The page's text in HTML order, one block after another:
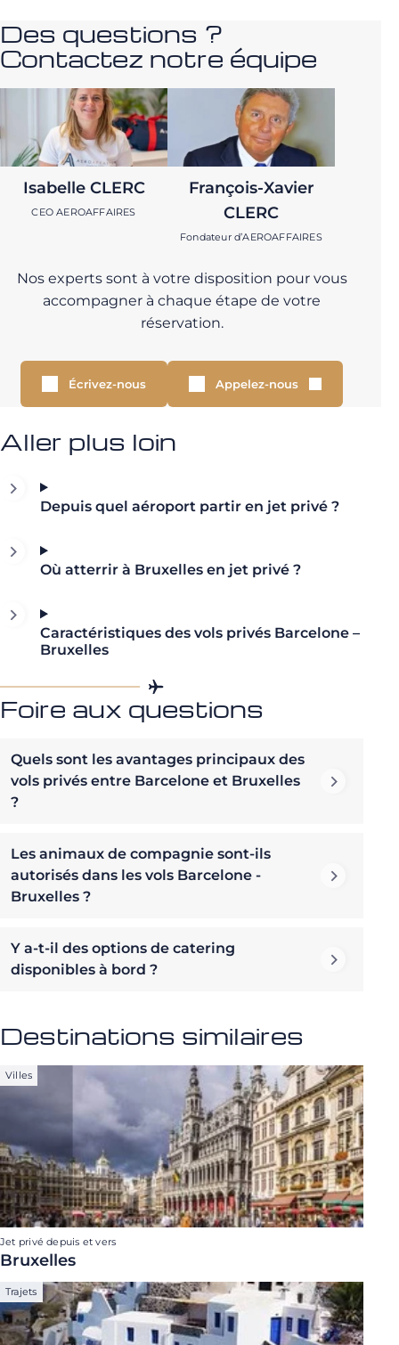
Des questions ?
Contactez notre équipe
Isabelle CLERC
CEO AEROAFFAIRES
François-Xavier
CLERC
Fondateur d’AEROAFFAIRES
Nos experts sont à votre disposition pour vous
accompagner à chaque étape de votre
réservation.
Écrivez-nous Appelez-nous
Aller plus loin
Depuis quel aéroport partir en jet privé ?
Où atterrir à Bruxelles en jet privé ?
Caractéristiques des vols privés Barcelone –
Bruxelles
Foire aux questions
Quels sont les avantages principaux des
vols privés entre Barcelone et Bruxelles
?
Les animaux de compagnie sont-ils
autorisés dans les vols Barcelone -
Bruxelles ?
Y a-t-il des options de catering
disponibles à bord ?
Destinations similaires
Villes
Jet privé depuis et vers
Bruxelles
Trajets